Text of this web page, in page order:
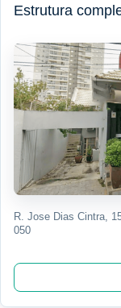
Estrutura
R. Jose Dias Cintra,
050